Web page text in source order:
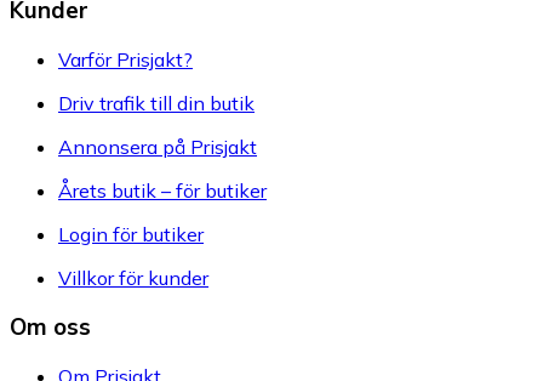
Kunder
Varför Prisjakt?
Driv trafik till din butik
Annonsera på Prisjakt
Årets butik – för butiker
Login för butiker
Villkor för kunder
Om oss
Om Prisjakt